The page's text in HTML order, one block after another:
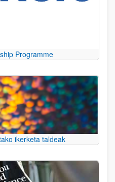
Programme
ikerketa taldeak